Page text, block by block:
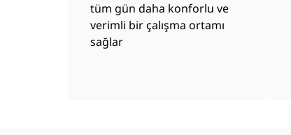
tüm gün daha konforlu ve
verimli bir çalışma ortamı
sağlar